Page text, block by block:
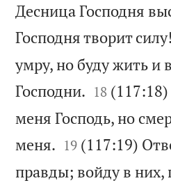
Десница Господня
Господня творит силу!
умру, но буду жить и
Господни. 

18 (117:18)
меня Господь, но
меня. 

19 (117:19)
правды; войду в них,